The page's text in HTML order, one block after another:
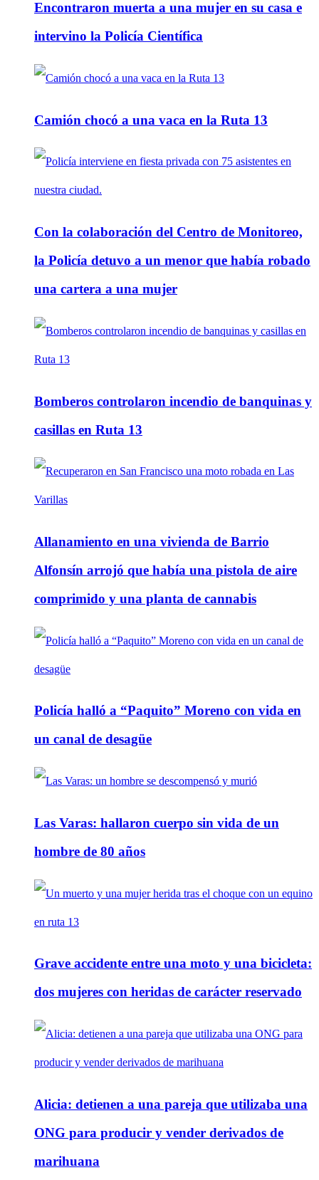
Encontraron muerta a una mujer en su casa e
intervino la Policía Científica
Camión chocó a una vaca en la Ruta 13
Con la colaboración del Centro de Monitoreo,
la Policía detuvo a un menor que había robado
una cartera a una mujer
Bomberos controlaron incendio de banquinas y
casillas en Ruta 13
Allanamiento en una vivienda de Barrio
Alfonsín arrojó que había una pistola de aire
comprimido y una planta de cannabis
Policía halló a “Paquito” Moreno con vida en
un canal de desagüe
Las Varas: hallaron cuerpo sin vida de un
hombre de 80 años
Grave accidente entre una moto y una bicicleta:
dos mujeres con heridas de carácter reservado
Alicia: detienen a una pareja que utilizaba una
ONG para producir y vender derivados de
marihuana